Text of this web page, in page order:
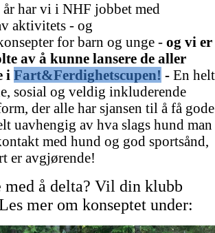
har vi i NHF jobbet med
aktivitets - og
for barn og unge - og vi er
av å kunne lansere de aller
i Fart&Ferdighetscupen! - En helt
sosial og veldig inkluderende
der alle har sjansen til å få gode
uavhengig av hva slags hund man
med hund og god sportsånd,
er avgjørende!
å delta? Vil din klubb
mer om konseptet under: